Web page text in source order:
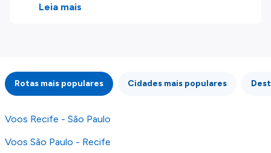
produtos disponíveis no nosso website são
integridade ou pela precisão da informação
publicada, por isso verifique com atenção todas
as condições no website do parceiro antes de
os nossos Termos e Condições
Leia mais
Rotas mais populares Cidades mais populares
Voos Recife - São Paulo
Voos São Paulo - Recife